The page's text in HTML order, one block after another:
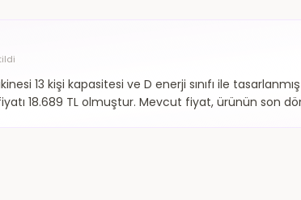
13 kişi kapasitesi ve D enerji sınıfı ile
18.689 TL olmuştur. Mevcut fiyat, ürünün son